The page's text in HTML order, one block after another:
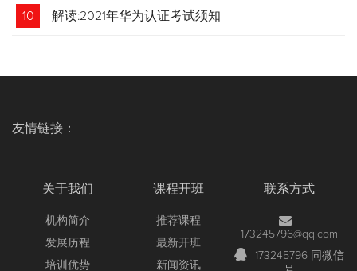
10 解读:2021年华为认证考试须知
友情链接：
关于我们
机构简介
发展历程
培训优势
课程开班
推荐课程
最新开班
新闻资讯
联系方式
173245796@qq.com
173245796 同微信